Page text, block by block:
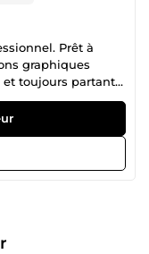
Prêt à
graphiques
et toujours partant
un pro pour vos
et créons ensemble
I am Victorien,
design
to discuss and